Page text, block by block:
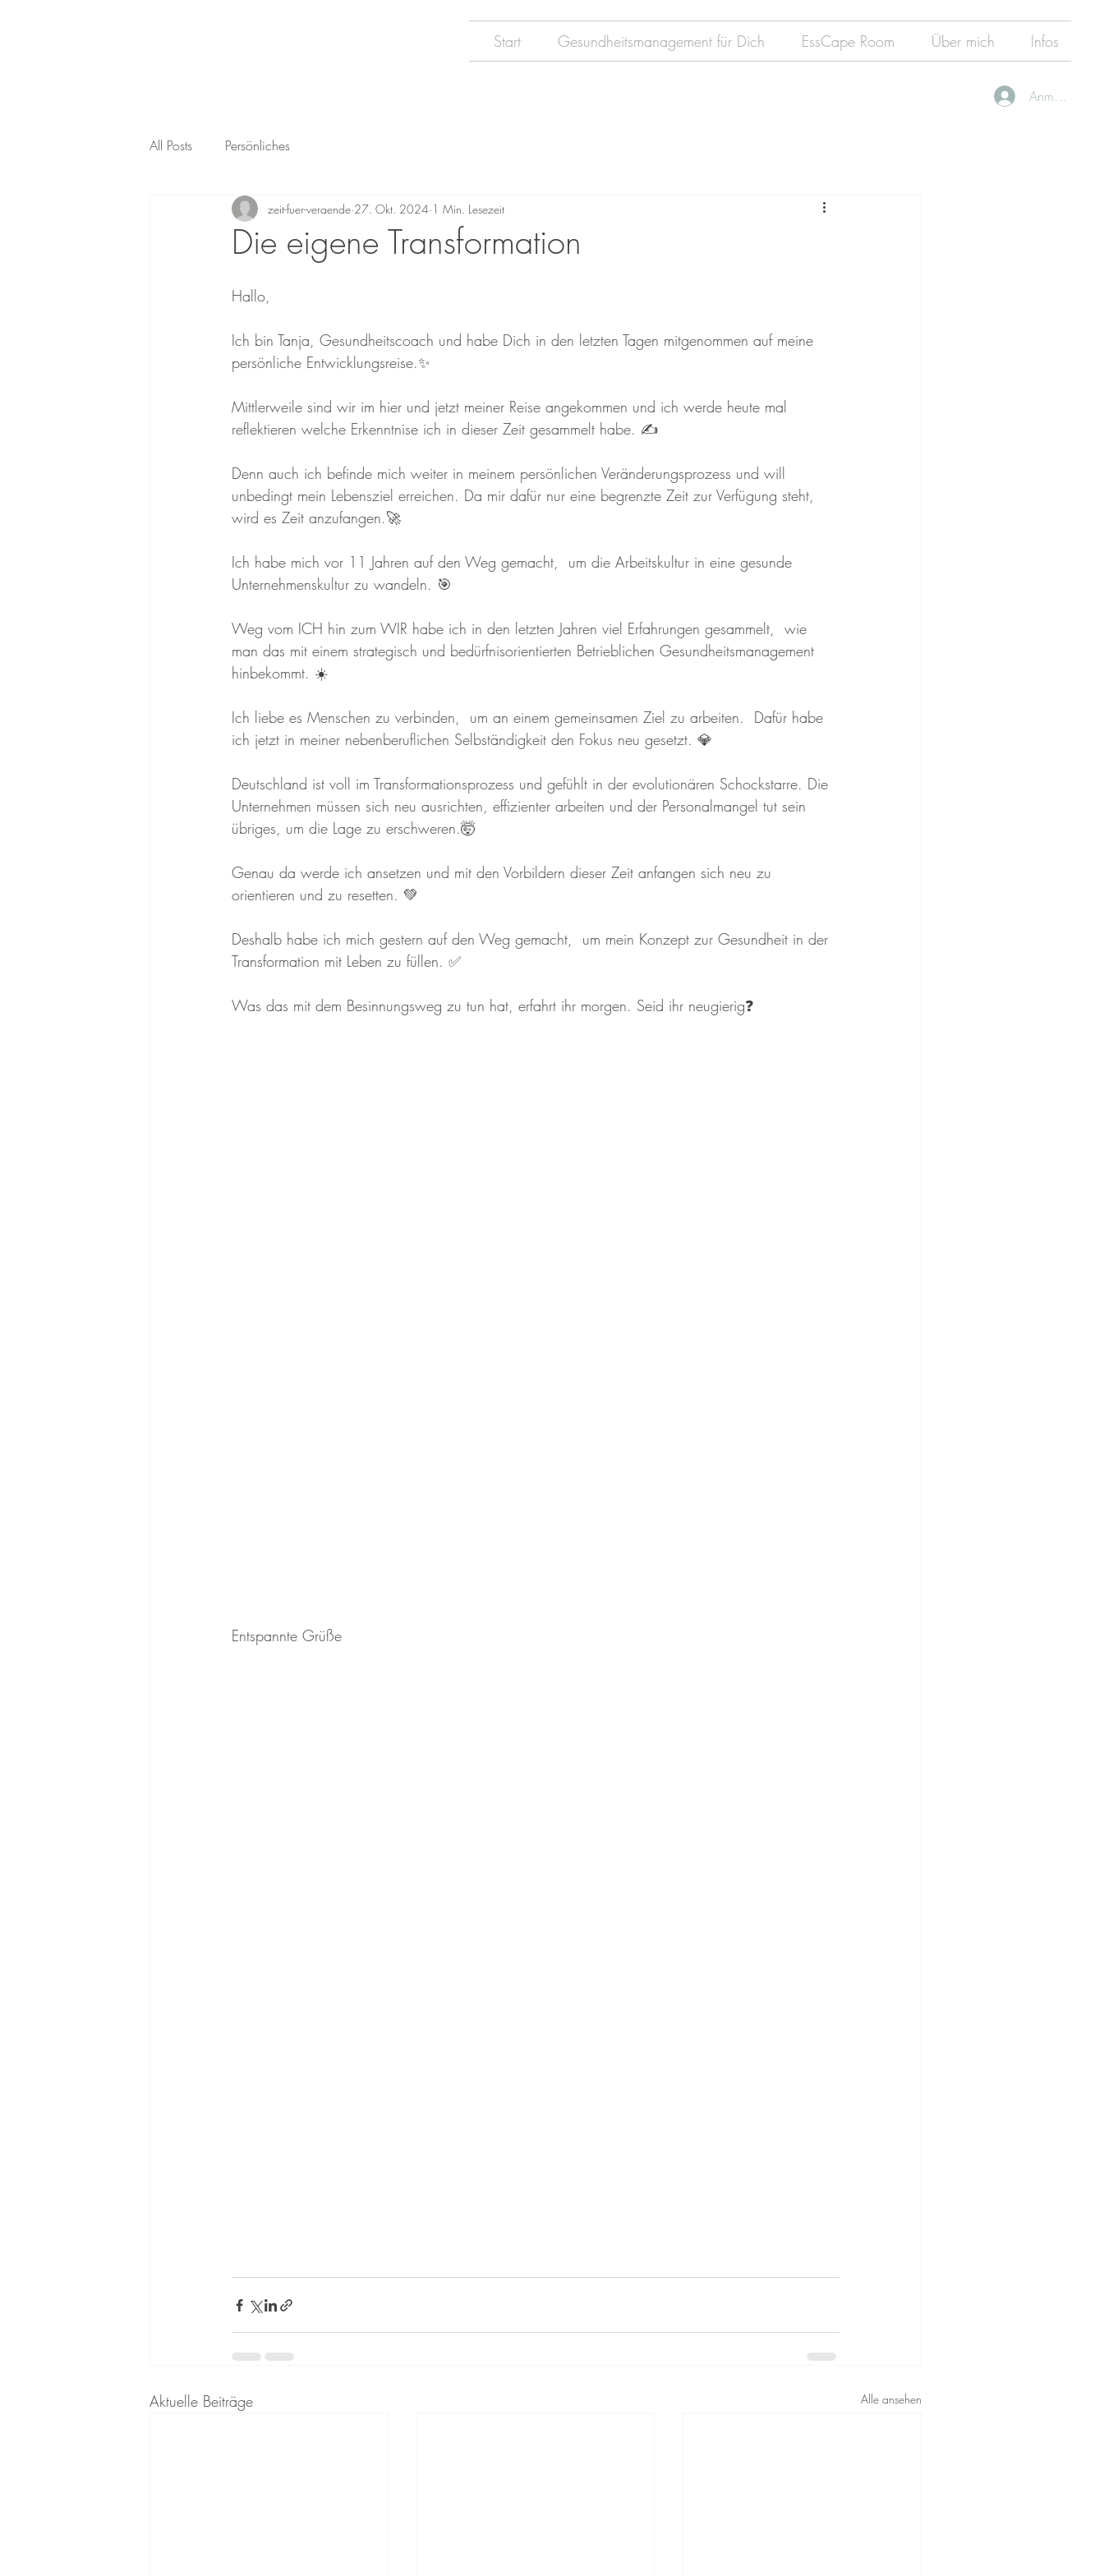
Start Gesundheitsmanagement für Dich EssCape Room Über mich Infos
Anmelden
All Posts Persönliches
Die eigene Transformation
zeit-fuer-veraende 27. Okt. 2024 1 Min. Lesezeit
Hallo,
Ich bin Tanja, Gesundheitscoach und habe Dich in den letzten Tagen mitgenommen auf meine
persönliche Entwicklungsreise.✨️
Mittlerweile sind wir im hier und jetzt meiner Reise angekommen und ich werde heute mal
reflektieren welche Erkenntnise ich in dieser Zeit gesammelt habe. ✍️
Denn auch ich befinde mich weiter in meinem persönlichen Veränderungsprozess und will
unbedingt mein Lebensziel erreichen. Da mir dafür nur eine begrenzte Zeit zur Verfügung steht,
wird es Zeit anzufangen.🚀
Ich habe mich vor 11 Jahren auf den Weg gemacht,  um die Arbeitskultur in eine gesunde
Unternehmenskultur zu wandeln. 🎯
Weg vom ICH hin zum WIR habe ich in den letzten Jahren viel Erfahrungen gesammelt,  wie
man das mit einem strategisch und bedürfnisorientierten Betrieblichen Gesundheitsmanagement
hinbekommt. ☀️
Ich liebe es Menschen zu verbinden,  um an einem gemeinsamen Ziel zu arbeiten.  Dafür habe
ich jetzt in meiner nebenberuflichen Selbständigkeit den Fokus neu gesetzt. 💎
Deutschland ist voll im Transformationsprozess und gefühlt in der evolutionären Schockstarre. Die
Unternehmen müssen sich neu ausrichten, effizienter arbeiten und der Personalmangel tut sein
übriges, um die Lage zu erschweren.🤯
Genau da werde ich ansetzen und mit den Vorbildern dieser Zeit anfangen sich neu zu
orientieren und zu resetten. 💚
Deshalb habe ich mich gestern auf den Weg gemacht,  um mein Konzept zur Gesundheit in der
Transformation mit Leben zu füllen. ✅️
Was das mit dem Besinnungsweg zu tun hat, erfahrt ihr morgen. Seid ihr neugierig❓️
Entspannte Grüße
Aktuelle Beiträge Alle ansehen